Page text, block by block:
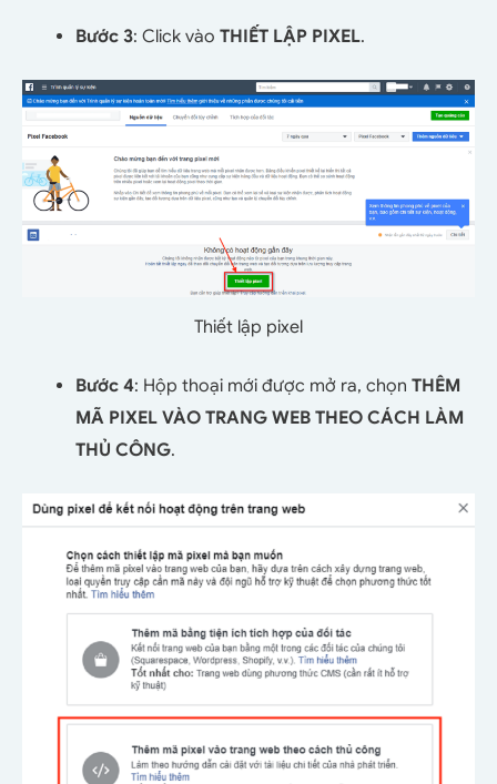
Bước 3: Click vào THIẾT LẬP PIXEL.
Thiết lập pixel
Bước 4: Hộp thoại mới được mở ra, chọn THÊM
MÃ PIXEL VÀO TRANG WEB THEO CÁCH LÀM
THỦ CÔNG.